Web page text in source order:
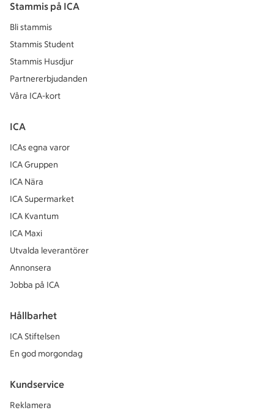
Stammis på ICA
Bli stammis
Stammis Student
Stammis Husdjur
Partnererbjudanden
Våra ICA-kort
ICA
ICAs egna varor
ICA Gruppen
ICA Nära
ICA Supermarket
ICA Kvantum
ICA Maxi
Utvalda leverantörer
Annonsera
Jobba på ICA
Hållbarhet
ICA Stiftelsen
En god morgondag
Kundservice
Reklamera